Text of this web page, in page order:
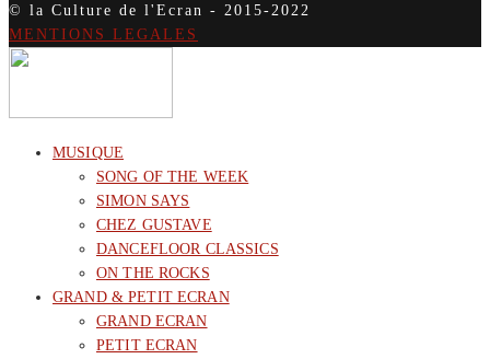
© la Culture de l'Ecran - 2015-2022
MENTIONS LEGALES
MUSIQUE
SONG OF THE WEEK
SIMON SAYS
CHEZ GUSTAVE
DANCEFLOOR CLASSICS
ON THE ROCKS
GRAND & PETIT ECRAN
GRAND ECRAN
PETIT ECRAN